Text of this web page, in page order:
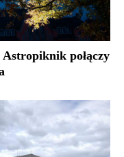
Astropiknik połączy